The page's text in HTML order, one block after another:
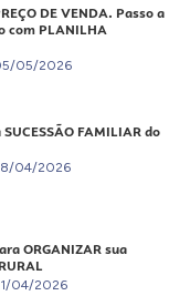
DE VENDA. Passo a
com PLANILHA
05/2026
FAMILIAR do
04/2026
ORGANIZAR sua
04/2026